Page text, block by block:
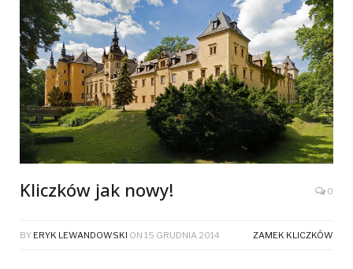
Kliczków jak nowy! 0
BY ERYK LEWANDOWSKI ON 15 GRUDNIA 2014 ZAMEK KLICZKÓW